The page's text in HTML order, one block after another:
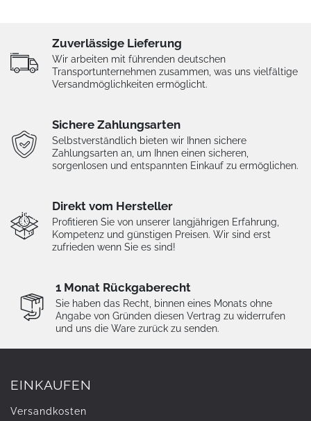
Zuverlässige Lieferung
Wir arbeiten mit führenden deutschen
Transportunternehmen zusammen, was uns vielfältige
Versandmöglichkeiten ermöglicht.
Sichere Zahlungsarten
Selbstverständlich bieten wir Ihnen sichere
Zahlungsarten an, um Ihnen einen sicheren,
sorgenlosen und entspannten Einkauf zu ermöglichen.
Direkt vom Hersteller
Profitieren Sie von unserer langjährigen Erfahrung,
Kompetenz und günstigen Preisen. Wir sind erst
zufrieden wenn Sie es sind!
1 Monat Rückgaberecht
Sie haben das Recht, binnen eines Monats ohne
Angabe von Gründen diesen Vertrag zu widerrufen
und uns die Ware zurück zu senden.
EINKAUFEN
Versandkosten